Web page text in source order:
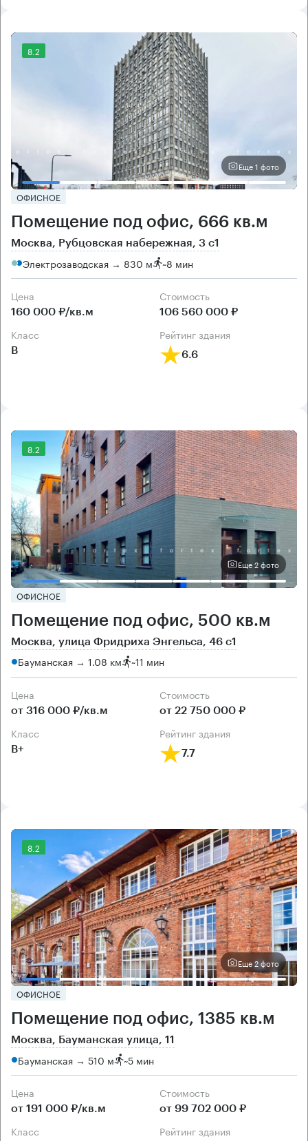
8.2
Еще 1 фото
ОФИСНОЕ
Помещение под офис, 666 кв.м
Москва, Рубцовская набережная, 3 с1
Электрозаводская → 830 м ~8 мин
Цена
160 000 ₽/кв.м
Cтоимость
106 560 000 ₽
класс
B
рейтинг здания
6.6
8.2
Еще 2 фото
ОФИСНОЕ
Помещение под офис, 500 кв.м
Москва, улица Фридриха Энгельса, 46 с1
Бауманская → 1.08 км ~11 мин
Цена
от 316 000 ₽/кв.м
Cтоимость
от 22 750 000 ₽
класс
B+
рейтинг здания
7.7
8.2
Еще 2 фото
ОФИСНОЕ
Помещение под офис, 1385 кв.м
Москва, Бауманская улица, 11
Бауманская → 510 м ~5 мин
Цена
от 191 000 ₽/кв.м
Cтоимость
от 99 702 000 ₽
класс рейтинг здания